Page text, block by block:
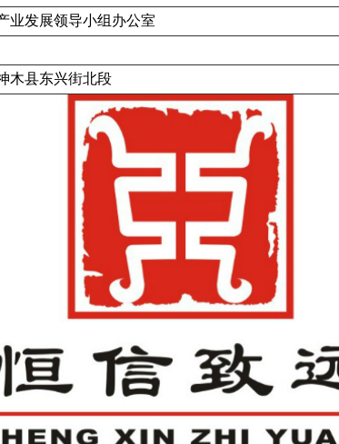
业发展领导小组办公室
木县东兴街北段